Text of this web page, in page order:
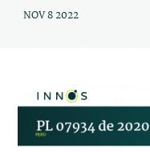
NOV 8 2022